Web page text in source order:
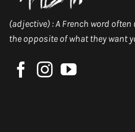
(adjective) : A French word
the opposite of what they want